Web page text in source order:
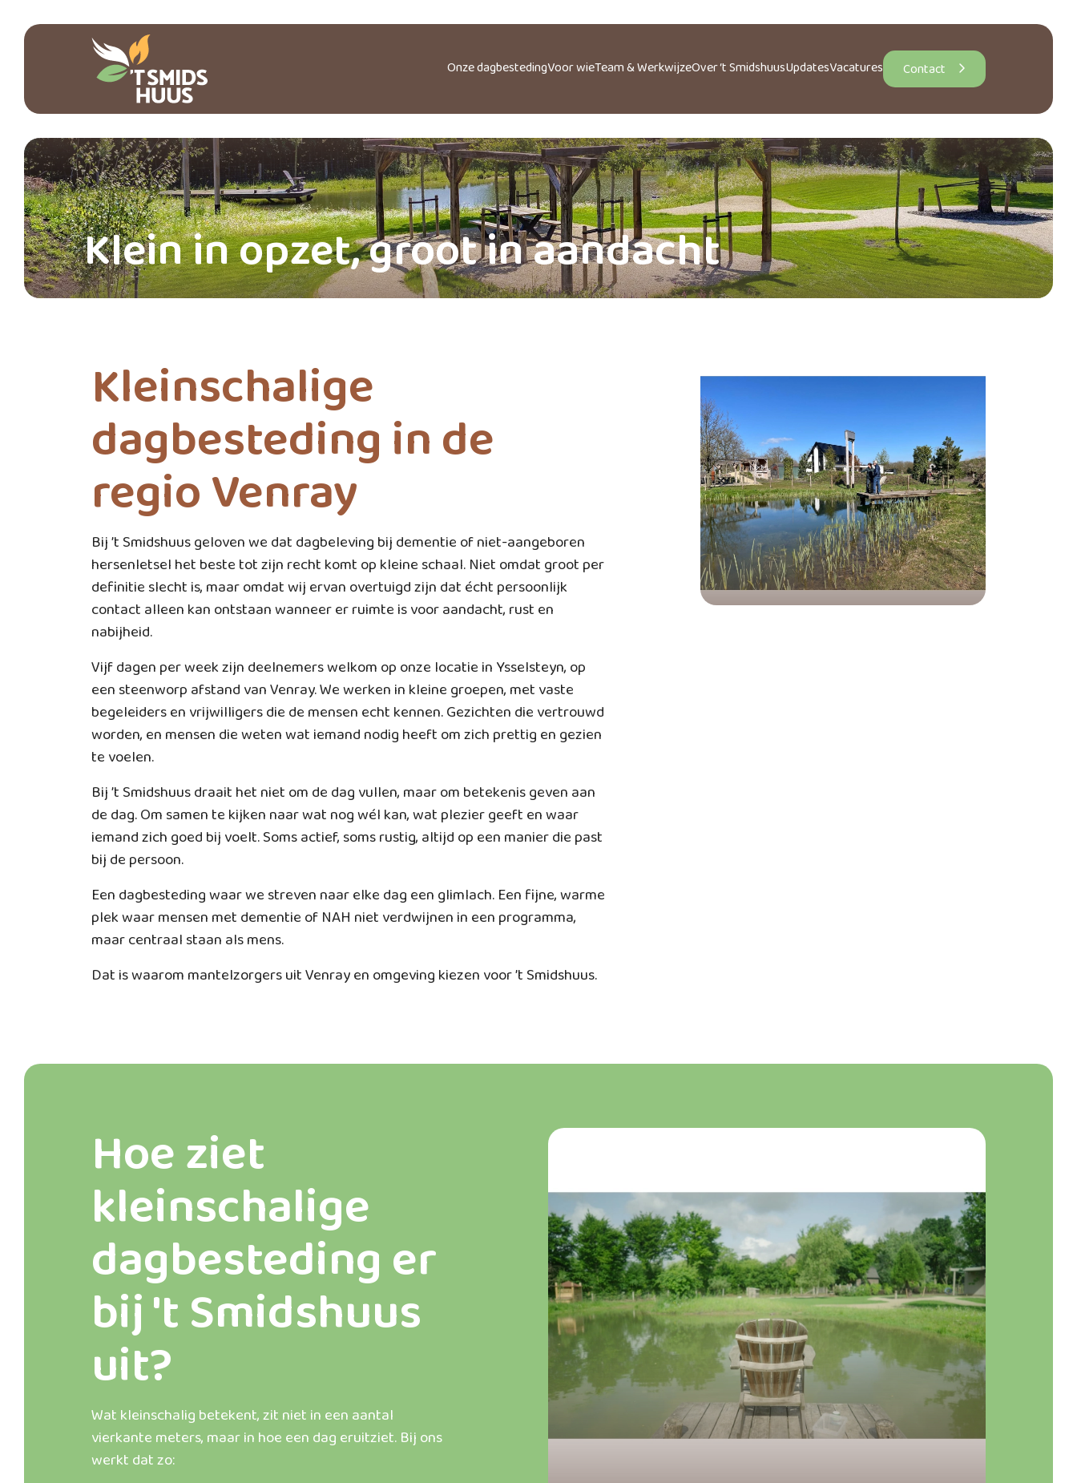
Onze dagbestedingVoor wieTeam & WerkwijzeOver ‘t SmidshuusUpdatesVacatures Contact
Klein in opzet, groot in aandacht
Kleinschalige
dagbesteding in de
regio Venray
Bij ’t Smidshuus geloven we dat dagbeleving bij dementie of niet-aangeboren
hersenletsel het beste tot zijn recht komt op kleine schaal. Niet omdat groot per
definitie slecht is, maar omdat wij ervan overtuigd zijn dat écht persoonlijk
contact alleen kan ontstaan wanneer er ruimte is voor aandacht, rust en
nabijheid.
Vijf dagen per week zijn deelnemers welkom op onze locatie in Ysselsteyn, op
een steenworp afstand van Venray. We werken in kleine groepen, met vaste
begeleiders en vrijwilligers die de mensen echt kennen. Gezichten die vertrouwd
worden, en mensen die weten wat iemand nodig heeft om zich prettig en gezien
te voelen.
Bij ’t Smidshuus draait het niet om de dag vullen, maar om betekenis geven aan
de dag. Om samen te kijken naar wat nog wél kan, wat plezier geeft en waar
iemand zich goed bij voelt. Soms actief, soms rustig, altijd op een manier die past
bij de persoon.
Een dagbesteding waar we streven naar elke dag een glimlach. Een fijne, warme
plek waar mensen met dementie of NAH niet verdwijnen in een programma,
maar centraal staan als mens.
Dat is waarom mantelzorgers uit Venray en omgeving kiezen voor ’t Smidshuus.
Hoe ziet
kleinschalige
dagbesteding er
bij 't Smidshuus
uit?
Wat kleinschalig betekent, zit niet in een aantal
vierkante meters, maar in hoe een dag eruitziet. Bij ons
werkt dat zo: